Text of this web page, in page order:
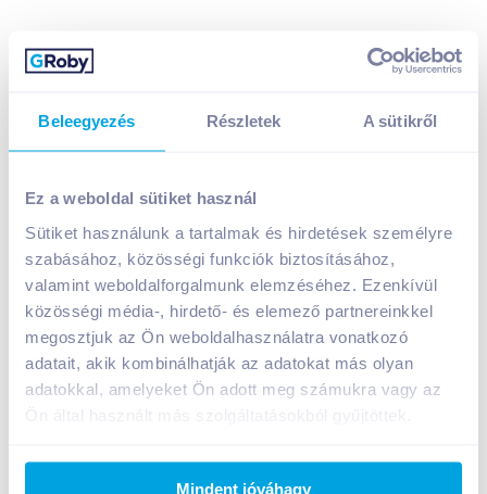
Beleegyezés Részletek A sütikről
Ez a weboldal sütiket használ
Sütiket használunk a tartalmak és hirdetések személyre
szabásához, közösségi funkciók biztosításához,
valamint weboldalforgalmunk elemzéséhez. Ezenkívül
közösségi média-, hirdető- és elemező partnereinkkel
megosztjuk az Ön weboldalhasználatra vonatkozó
adatait, akik kombinálhatják az adatokat más olyan
adatokkal, amelyeket Ön adott meg számukra vagy az
Ön által használt más szolgáltatásokból gyűjtöttek.
Mindent jóváhagy
Zott Jogobella élőflórás gyümölcsjoghurt 150 g
239Ft /
Egységár: 1 593Ft /kg
Nettó eladási ár: 203Ft /db(18% áfa)
KosárbaKosárba
1 karton = 20 db